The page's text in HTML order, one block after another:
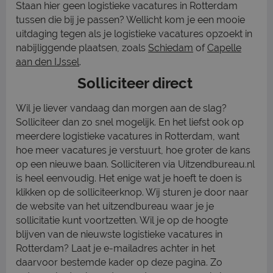
Staan hier geen logistieke vacatures in Rotterdam
tussen die bij je passen? Wellicht kom je een mooie
uitdaging tegen als je logistieke vacatures opzoekt in
nabijliggende plaatsen, zoals Schiedam ofCapelle
aan den IJssel.
Solliciteer direct
Wil je liever vandaag dan morgen aan de slag?
Solliciteer dan zo snel mogelijk. En het liefst ook op
meerdere logistieke vacatures in Rotterdam, want
hoe meer vacatures je verstuurt, hoe groter de kans
op een nieuwe baan. Solliciteren via Uitzendbureau.nl
is heel eenvoudig. Het enige wat je hoeft te doen is
klikken op de solliciteerknop. Wij sturen je door naar
de website van het uitzendbureau waar je je
sollicitatie kunt voortzetten. Wil je op de hoogte
blijven van de nieuwste logistieke vacatures in
Rotterdam? Laat je e-mailadres achter in het
daarvoor bestemde kader op deze pagina. Zo